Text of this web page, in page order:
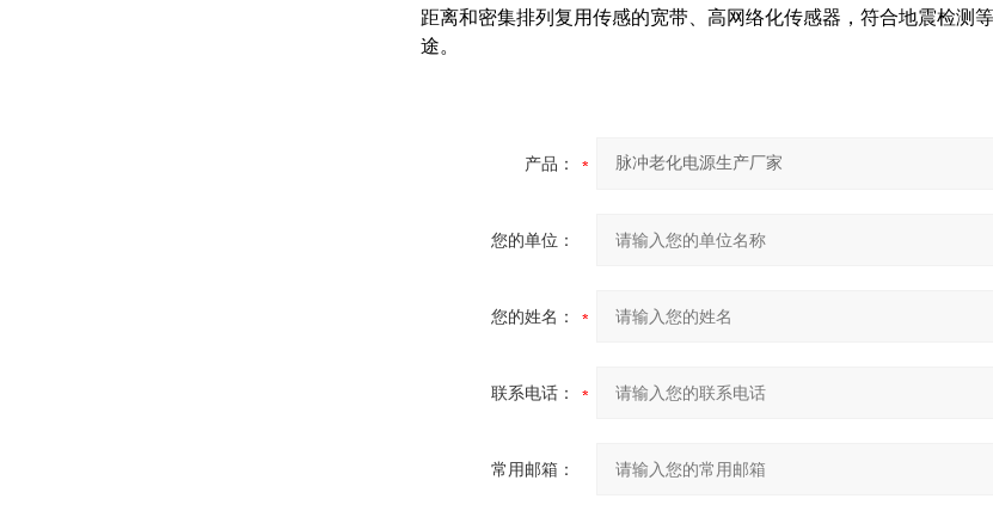
距离和密集排列复用传感的宽带、高网络化传感器，符合地震检测
途。
产品：
您的单位：
您的姓名：
联系电话：
常用邮箱：